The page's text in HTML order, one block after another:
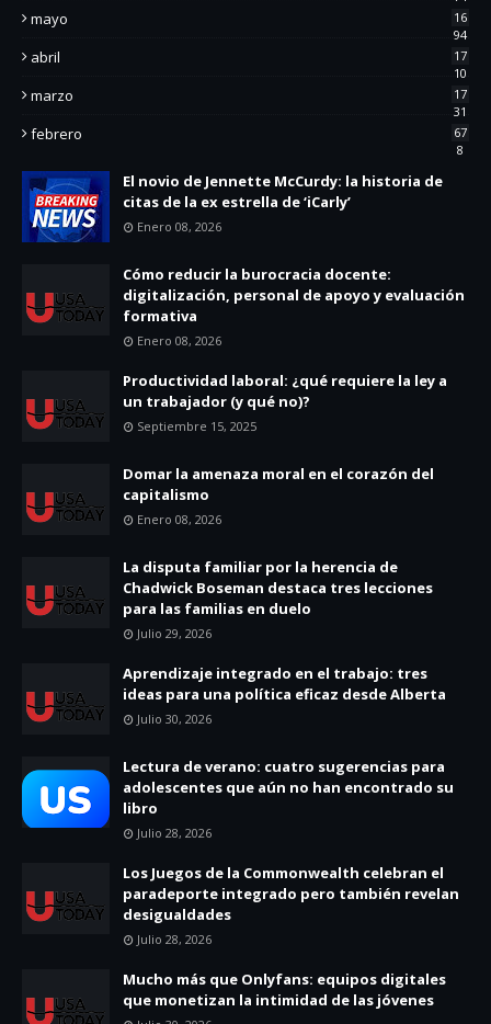
mayo
16
94
abril
17
10
marzo
17
31
febrero
67
8
El novio de Jennette McCurdy: la historia de
citas de la ex estrella de ‘iCarly’
Enero 08, 2026
Cómo reducir la burocracia docente:
digitalización, personal de apoyo y evaluación
formativa
Enero 08, 2026
Productividad laboral: ¿qué requiere la ley a
un trabajador (y qué no)?
Septiembre 15, 2025
Domar la amenaza moral en el corazón del
capitalismo
Enero 08, 2026
La disputa familiar por la herencia de
Chadwick Boseman destaca tres lecciones
para las familias en duelo
Julio 29, 2026
Aprendizaje integrado en el trabajo: tres
ideas para una política eficaz desde Alberta
Julio 30, 2026
Lectura de verano: cuatro sugerencias para
adolescentes que aún no han encontrado su
libro
Julio 28, 2026
Los Juegos de la Commonwealth celebran el
paradeporte integrado pero también revelan
desigualdades
Julio 28, 2026
Mucho más que Onlyfans: equipos digitales
que monetizan la intimidad de las jóvenes